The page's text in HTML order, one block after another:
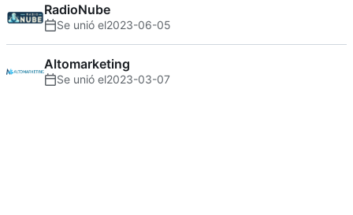
RadioNube
Se unió el2023-06-05
Altomarketing
Se unió el2023-03-07